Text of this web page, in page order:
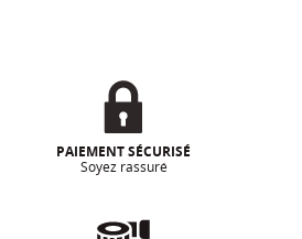
PAIEMENT SÉCURISÉ
Soyez rassuré